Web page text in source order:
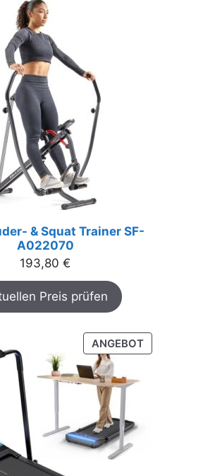
& Squat Trainer SF-
A022070
193,80 €
Preis prüfen
ANGEBOTPRODUKT
IM